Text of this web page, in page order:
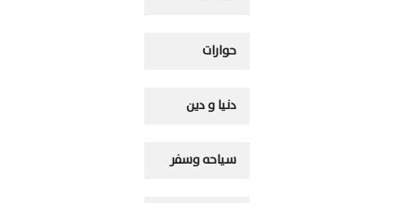
حوارات
دنيا و دين
سياحه وسفر